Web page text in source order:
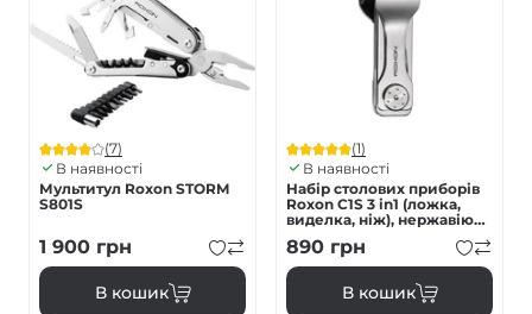
(7)
В наявності
Мультитул Roxon STORM
S801S
1 900 грн
В кошик
(1)
В наявності
Набір столових приборів
Roxon C1S 3 in1 (ложка,
виделка, ніж), нержавіюча
сталь
890 грн
В кошик